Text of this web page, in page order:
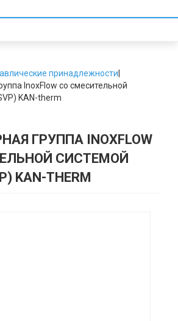
принадлежности
InoxFlow со смесительной
KAN-therm
ГРУППА INOXFLOW
СИСТЕМОЙ
KAN-THERM